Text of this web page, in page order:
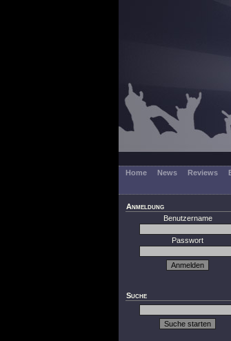
Home News Reviews
Anmeldung
Benutzername
Passwort
Suche